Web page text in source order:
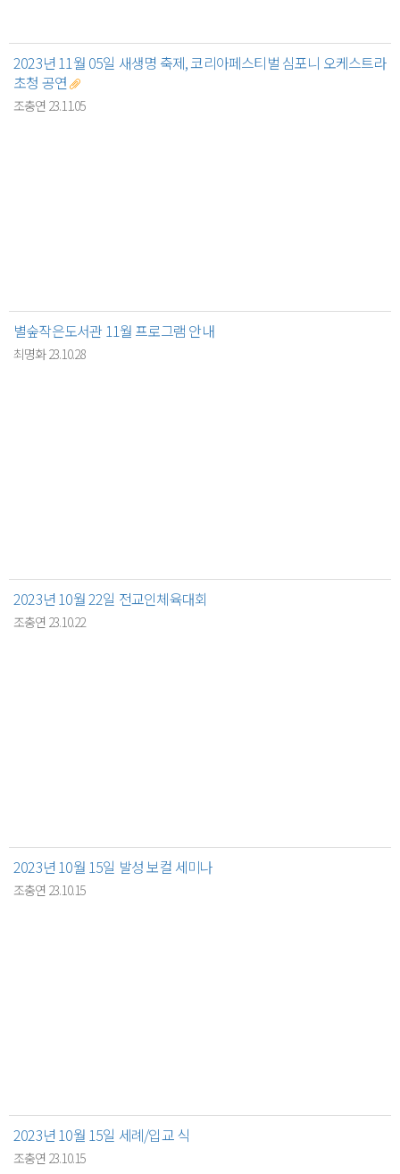
2023년 11월 05일 새생명 축제, 코리아페스티벌 심포니 오케스트라
초청 공연
조충연 23.11.05
별숲작은도서관 11월 프로그램 안내
최명화 23.10.28
2023년 10월 22일 전교인체육대회
조충연 23.10.22
2023년 10월 15일 발성 보컬 세미나
조충연 23.10.15
2023년 10월 15일 세례/입교 식
조충연 23.10.15